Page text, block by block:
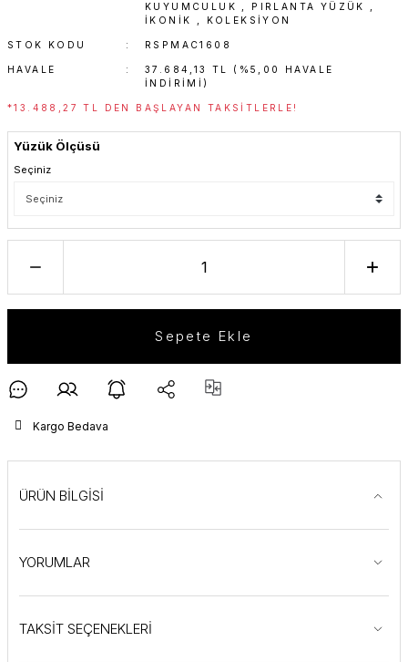
KUYUMCULUK
PIRLANTA YÜZÜK
İKONIK
KOLEKSİYON
STOK KODU RSPMAC1608
HAVALE
37.684,13 TL (%5,00 HAVALE
INDIRIMI)
*13.488,27 TL DEN BAŞLAYAN TAKSITLERLE!
Yüzük Ölçüsü
Seçiniz
Sepete Ekle
Kargo Bedava
ÜRÜN BİLGİSİ
YORUMLAR
TAKSİT SEÇENEKLERİ